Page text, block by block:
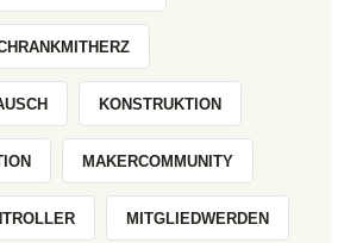
KONSTRUKTION
MAKERCOMMUNITY
MITGLIEDWERDEN